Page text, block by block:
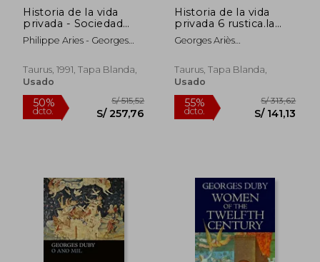
55%
dcto.
S/ 257,85 55%
dcto.
Historia de la vida
privada - Sociedad
burguesa: Aspectos
concretos de la vida
Philippe Aries - Georges
Taurus, 1991, Tapa Blanda,
Usado
Historia de la vida
privada 6 rustica.la
comunidad ,el estado
y la fam
Georges Ariès
Taurus, Tapa Blanda,
Usado